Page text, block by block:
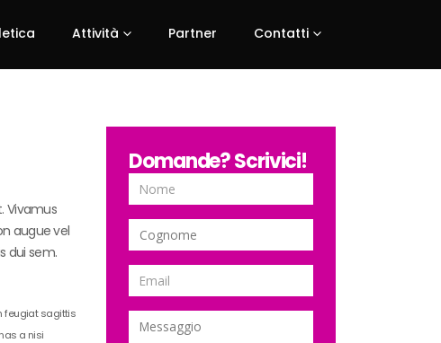
Attività Partner Contatti
Vivamus
augue vel
dui sem.
feugiat sagittis
a nisi
Domande? Scrivici!